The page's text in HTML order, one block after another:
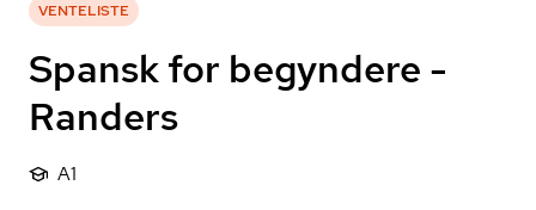
VENTELISTE
Spansk for begyndere -
Randers
A1